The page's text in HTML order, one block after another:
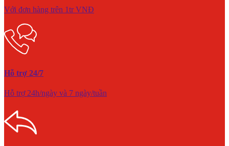
Với đơn hàng trên 1tr VNĐ
Hỗ trợ 24/7
Hỗ trợ 24h/ngày và 7 ngày/tuần